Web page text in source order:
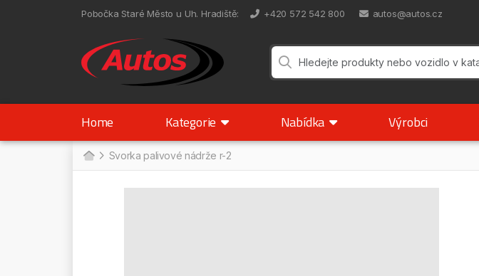
Pobočka Staré Město u Uh. Hradiště: +420 572 542 800 autos@autos.cz
Home Kategorie Nabídka Výrobci
Svorka palivové nádrže r-2